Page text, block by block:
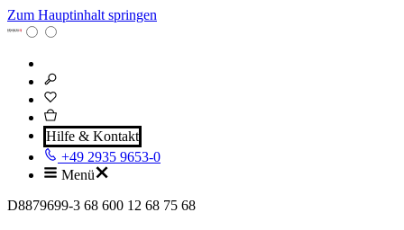
Zum Hauptinhalt springen
Hilfe & Kontakt
+49 2935 9653-0
Menü
D8879699-3 68 600 12 68 75 68